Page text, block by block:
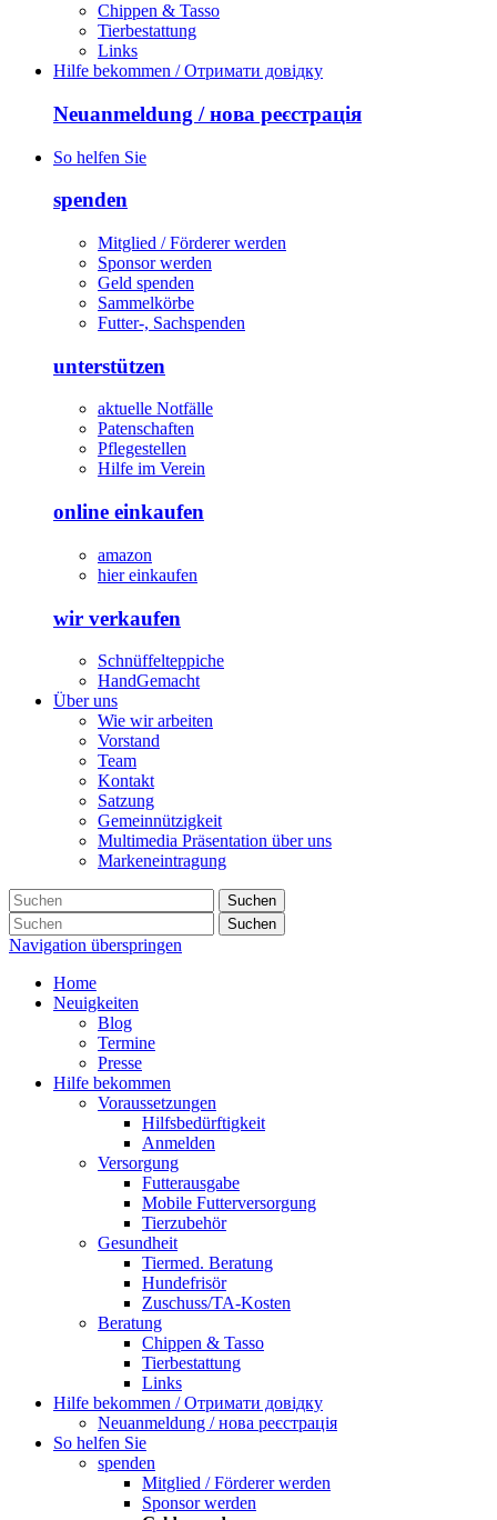
Chippen & Tasso
Tierbestattung
Links
Hilfe bekommen / Отримати довідку
Neuanmeldung / нова реєстрація
So helfen Sie
spenden
Mitglied / Förderer werden
Sponsor werden
Geld spenden
Sammelkörbe
Futter-, Sachspenden
unterstützen
aktuelle Notfälle
Patenschaften
Pflegestellen
Hilfe im Verein
online einkaufen
amazon
hier einkaufen
wir verkaufen
Schnüffelteppiche
HandGemacht
Über uns
Wie wir arbeiten
Vorstand
Team
Kontakt
Satzung
Gemeinnützigkeit
Multimedia Präsentation über uns
Markeneintragung
Suchen
Suchen
Navigation überspringen
Home
Neuigkeiten
Blog
Termine
Presse
Hilfe bekommen
Voraussetzungen
Hilfsbedürftigkeit
Anmelden
Versorgung
Futterausgabe
Mobile Futterversorgung
Tierzubehör
Gesundheit
Tiermed. Beratung
Hundefrisör
Zuschuss/TA-Kosten
Beratung
Chippen & Tasso
Tierbestattung
Links
Hilfe bekommen / Отримати довідку
Neuanmeldung / нова реєстрація
So helfen Sie
spenden
Mitglied / Förderer werden
Sponsor werden